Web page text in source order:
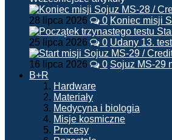
28 lipca 2026 0 Koniec misji
25 lipca 2026 0 Udany 13.
16 lipca 2026 0 Sojuz MS-29
B+R
Hardware
Materiały
Medycyna i biologia
Misje kosmiczne
Procesy